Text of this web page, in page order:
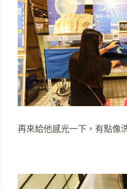
再來給他感光一下，有點像